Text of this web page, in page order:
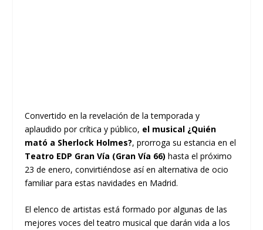
Convertido en la revelación de la temporada y
aplaudido por crítica y público, el musical ¿Quién
mató a Sherlock Holmes?, prorroga su estancia en el
Teatro EDP Gran Vía (Gran Vía 66) hasta el próximo
23 de enero, convirtiéndose así en alternativa de ocio
familiar para estas navidades en Madrid.
El elenco de artistas está formado por algunas de las
mejores voces del teatro musical que darán vida a los